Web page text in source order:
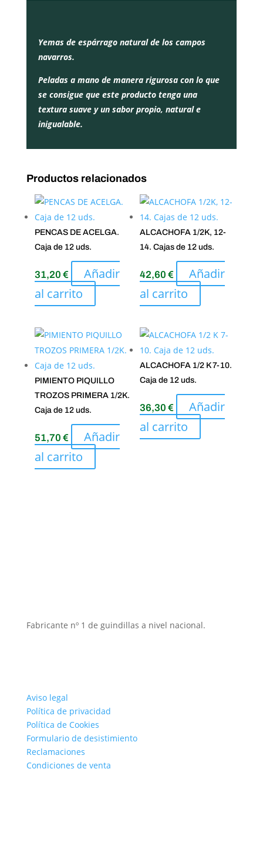
Yemas de espárrago natural de los campos
navarros.
Peladas a mano de manera rigurosa con lo que
se consigue que este producto tenga una
textura suave y un sabor propio, natural e
inigualable.
Productos relacionados
PENCAS DE ACELGA.
Caja de 12 uds.
31,20 €
Añadir
al carrito
ALCACHOFA 1/2K, 12-
14. Cajas de 12 uds.
42,60 €
Añadir
al carrito
PIMIENTO PIQUILLO
TROZOS PRIMERA 1/2K.
Caja de 12 uds.
51,70 €
Añadir
al carrito
ALCACHOFA 1/2 K 7-10.
Caja de 12 uds.
36,30 €
Añadir
al carrito
Fabricante nº 1 de guindillas a nivel nacional.
Aviso legal
Política de privacidad
Política de Cookies
Formulario de desistimiento
Reclamaciones
Condiciones de venta